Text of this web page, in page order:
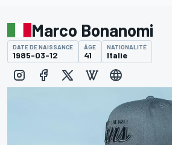
Marco Bonanomi
DATE DE NAISSANCE
1985-03-12
ÂGE
41
NATIONALITÉ
Italie